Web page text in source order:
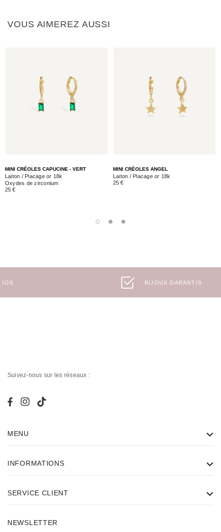
VOUS AIMEREZ AUSSI
MINI CRÉOLES CAPUCINE - VERT
Laiton / Placage or 18k
Oxydes de zirconium
25 €
MINI CRÉOLES ANGEL
Laiton / Placage or 18k
25 €
BIJOUX GARANTIS
Suivez-nous sur les réseaux :
MENU
INFORMATIONS
SERVICE CLIENT
NEWSLETTER